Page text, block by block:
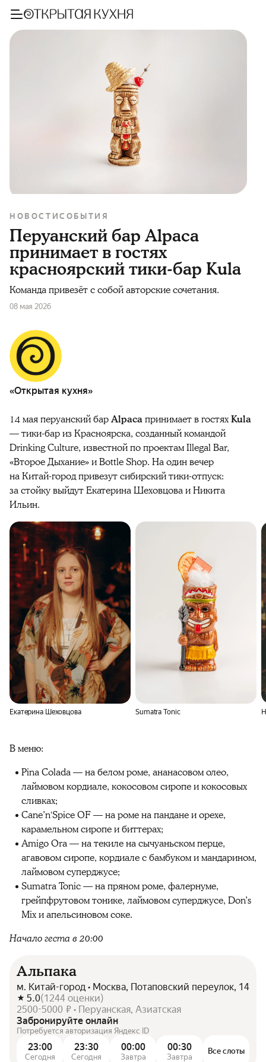
НОВОСТИСОБЫТИЯ
Перуанский бар Alpaca
принимает в гостях
красноярский тики-бар Kula
Команда привезёт с собой авторские сочетания.
08 мая 2026
«Открытая кухня»
14 мая перуанский барAlpacaпринимает в гостяхKula
— тики-бар из Красноярска, созданный командой
Drinking Culture, известной по проектам Illegal Bar,
«Второе Дыхание» и Bottle Shop. На один вечер
на Китай-город привезут сибирский тики-отпуск:
за стойку выйдут Екатерина Шеховцова и Никита
Ильин.
Екатерина Шеховцова Sumatra Tonic
В меню:
Pina Colada — на белом роме, ананасовом олео,
лаймовом кордиале, кокосовом сиропе и кокосовых
сливках;
Cane’n'Spice OF — на роме на пандане и орехе,
карамельном сиропе и биттерах;
Amigo Ora — на текиле на сычуаньском перце,
агавовом сиропе, кордиале с бамбуком и мандарином,
лаймовом суперджусе;
Sumatra Tonic — на пряном роме, фалернуме,
грейпфрутовом тонике, лаймовом суперджусе, Don’s
Mix и апельсиновом соке.
Начало геста в 20:00
Альпака
м. Китай-город • Москва, Потаповский переулок, 14
5.0(1244 оценки)
2500-5000 ₽ • Перуанская, Азиатская
Забронируйте онлайн
Потребуется авторизация Яндекс ID
23:00
Сегодня
23:30
Сегодня
00:00
Завтра
00:30
Завтра
Все слоты